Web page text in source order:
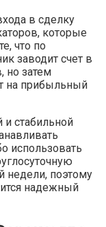
в сделку
которые
что по
заводит счет в
но затем
на прибыльный
и стабильной
использовать
недели, поэтому
надежный